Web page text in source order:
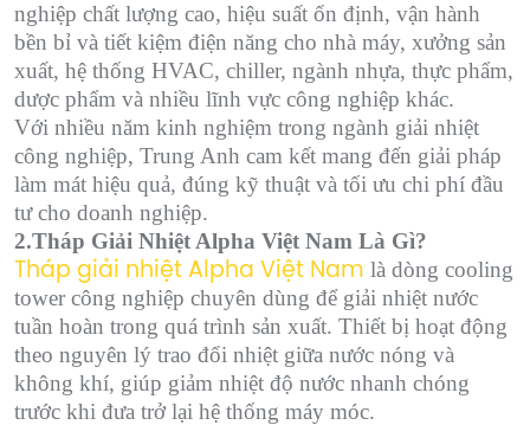
nghiệp chất lượng cao, hiệu suất ổn định, vận hành
bền bỉ và tiết kiệm điện năng cho nhà máy, xưởng sản
xuất, hệ thống HVAC, chiller, ngành nhựa, thực phẩm,
dược phẩm và nhiều lĩnh vực công nghiệp khác.
Với nhiều năm kinh nghiệm trong ngành giải nhiệt
công nghiệp, Trung Anh cam kết mang đến giải pháp
làm mát hiệu quả, đúng kỹ thuật và tối ưu chi phí đầu
tư cho doanh nghiệp.
2.Tháp Giải Nhiệt Alpha Việt Nam Là Gì?
Tháp giải nhiệt Alpha Việt Nam là dòng cooling
tower công nghiệp chuyên dùng để giải nhiệt nước
tuần hoàn trong quá trình sản xuất. Thiết bị hoạt động
theo nguyên lý trao đổi nhiệt giữa nước nóng và
không khí, giúp giảm nhiệt độ nước nhanh chóng
trước khi đưa trở lại hệ thống máy móc.